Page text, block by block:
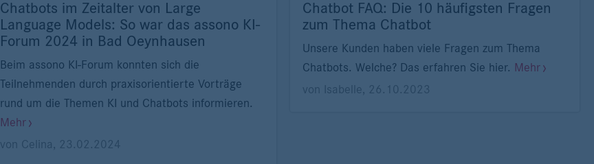
Chatbots im Zeitalter von Large
Language Models: So war das assono KI-
Forum 2024 in Bad Oeynhausen
Beim assono KI-Forum konnten sich die
Teilnehmenden durch praxisorientierte Vorträge
rund um die Themen KI und Chatbots informieren.
Mehr
von Celina , 23.02.2024
Chatbot FAQ: Die 10 häufigsten Fragen
zum Thema Chatbot
Unsere Kunden haben viele Fragen zum Thema
Chatbots. Welche? Das erfahren Sie hier. Mehr
von
Isabelle, 26.10.2023